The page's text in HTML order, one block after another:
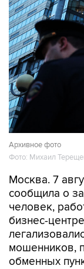
Архивное фото
Фото: Михаил
Москва. 7
сообщила о
человек,
бизнес-
мошенников,
обменных